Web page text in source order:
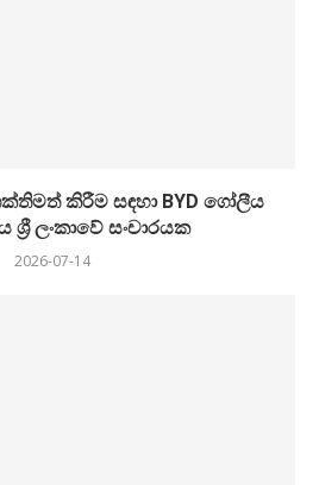
කිරීම සඳහා BYD ගෝලීය
ලංකාවේ සංචාරයක
2026-07-14